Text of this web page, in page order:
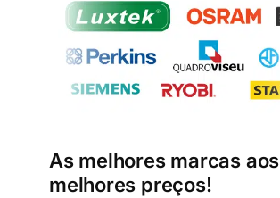
As melhores marcas aos
melhores preços!